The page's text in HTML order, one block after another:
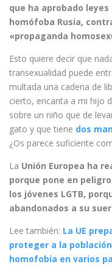
que ha aprobado
homófoba Rusia,
«propaganda
Esto quiere decir que
transexualidad puede
multada una cadena de
cierto, encanta a mi hijo
sobre un niño que de
gato y que tiene dos
¿Os parece suficiente
La Unión Europea ha
porque pone en
los jóvenes LGTB,
abandonados a su
Lee también: La UE
proteger a la
homofobia en varios